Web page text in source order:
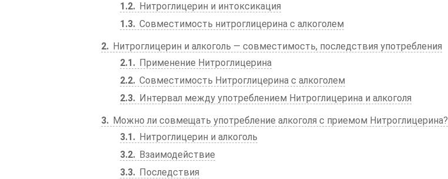
1.2
Нитроглицерин и интоксикация
1.3 Совместимость нитроглицерина с алкоголем
2
Нитроглицерин и алкоголь — совместимость, последствия употребления
2.1
Применение Нитроглицерина
2.2 Совместимость Нитроглицерина с алкоголем
2.3
Интервал между употреблением Нитроглицерина и алкоголя
3
Можно ли совмещать употребление алкоголя с приемом Нитроглицерина?
3.1
Нитроглицерин и алкоголь
3.2
Взаимодействие
3.3
Последствия